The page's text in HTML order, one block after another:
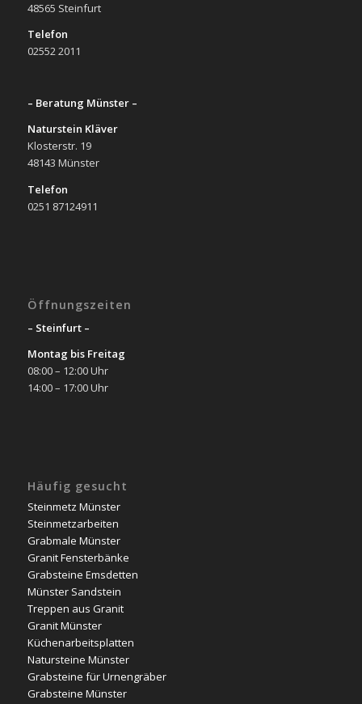
48565 Steinfurt
Telefon
02552 2011
– Beratung Münster –
Naturstein Kläver
Klosterstr. 19
48143 Münster
Telefon
0251 87124911
Öffnungszeiten
– Steinfurt –
Montag bis Freitag
08:00 – 12:00 Uhr
14:00 – 17:00 Uhr
Häufig gesucht
Steinmetz Münster
Steinmetzarbeiten
Grabmale Münster
Granit Fensterbänke
Grabsteine Emsdetten
Münster Sandstein
Treppen aus Granit
Granit Münster
Küchenarbeitsplatten
Natursteine Münster
Grabsteine für Urnengräber
Grabsteine Münster